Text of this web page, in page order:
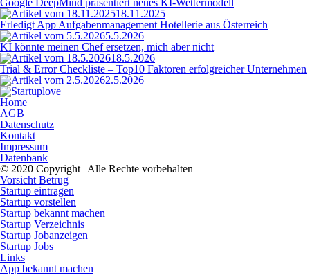
Google DeepMind präsentiert neues KI-Wettermodell
18.11.2025
Erledigt App Aufgabenmanagement Hotellerie aus Österreich
5.5.2026
KI könnte meinen Chef ersetzen, mich aber nicht
18.5.2026
Trial & Error Checkliste – Top10 Faktoren erfolgreicher Unternehmen
2.5.2026
Home
AGB
Datenschutz
Kontakt
Impressum
Datenbank
© 2020 Copyright | Alle Rechte vorbehalten
Vorsicht Betrug
Startup eintragen
Startup vorstellen
Startup bekannt machen
Startup Verzeichnis
Startup Jobanzeigen
Startup Jobs
Links
App bekannt machen